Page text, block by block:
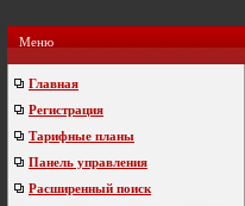
Меню
Главная
Регистрация
Тарифные планы
Панель управления
Расширенный поиск